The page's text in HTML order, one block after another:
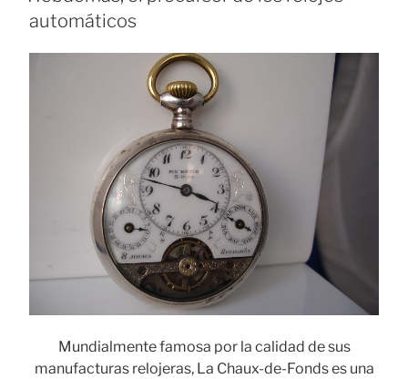
automáticos
Mundialmente famosa por la calidad de sus
manufacturas relojeras, La Chaux-de-Fonds es una